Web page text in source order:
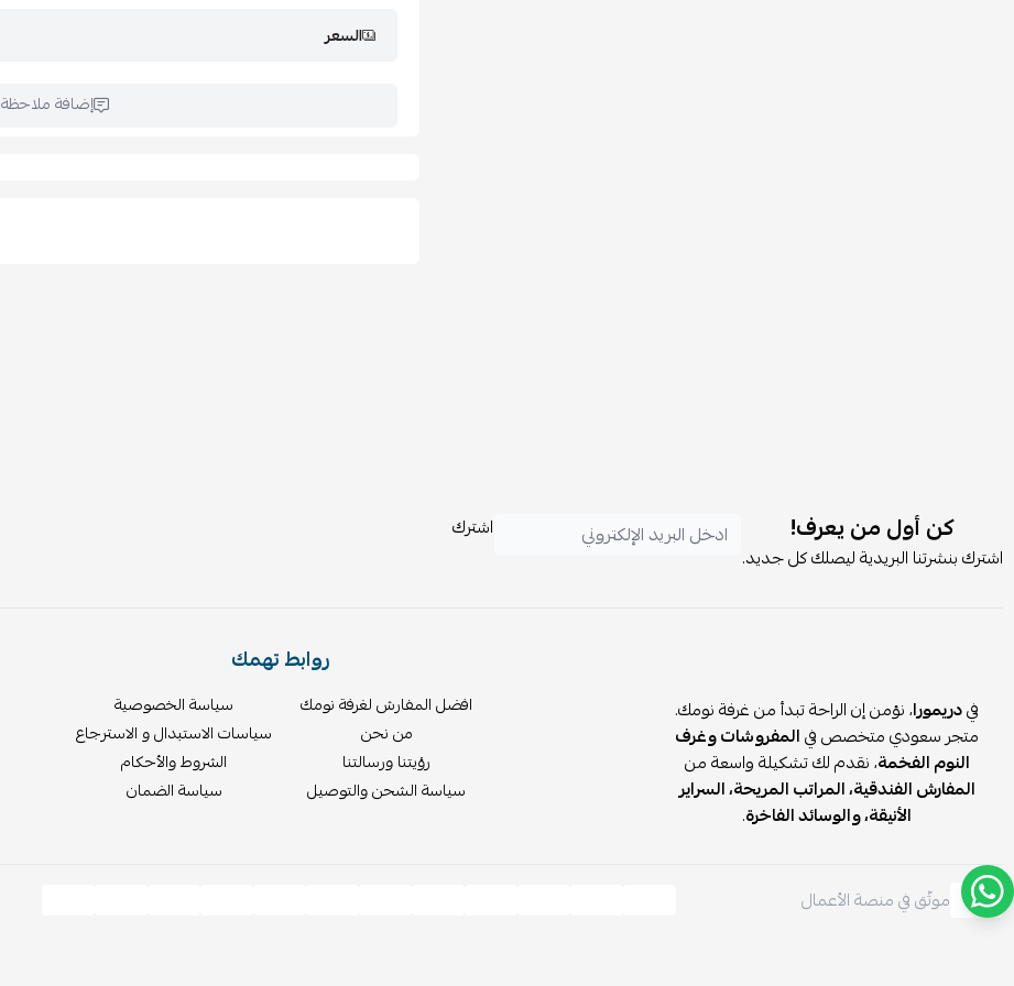
السعر
إضافة ملاحظة
كن أول من يعرف!
اشترك بنشرتنا البريدية ليصلك كل جديد.
اشترك
فيدريمورا، نؤمن إن الراحة تبدأ من غرفة نومك.
متجر سعودي متخصص فيالمفروشات وغرف
النوم الفخمة، نقدم لك تشكيلة واسعة من
المفارش الفندقية، المراتب المريحة، السراير
الأنيقة، والوسائد الفاخرة.
روابط تهمك
افضل المفارش لغرفة نومك
من نحن
رؤيتنا ورسالتنا
سياسة الشحن والتوصيل
سياسة الخصوصية
سياسات الاستبدال و الاسترجاع
الشروط والأحكام
سياسة الضمان
موثّق في منصة الأعمال